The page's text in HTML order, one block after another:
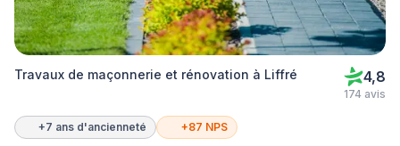
Travaux de maçonnerie et rénovation à Liffré 4,8
174 avis
+7 ans d'ancienneté +87 NPS